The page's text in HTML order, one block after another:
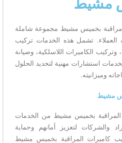
مشيط
بخميس مشيط مجموعة شاملة
العملاء. تشمل هذه الخدمات تركيب
وتركيب الكاميرات اللاسلكية، وصيانة
استشارات مهنية لتحديد الحلول
وميزانيته.
مشيط
المراقبة بخميس مشيط من الخدمات
والشركات لتعزيز أمانهم وحماية
كاميرات المراقبة بخميس مشيط